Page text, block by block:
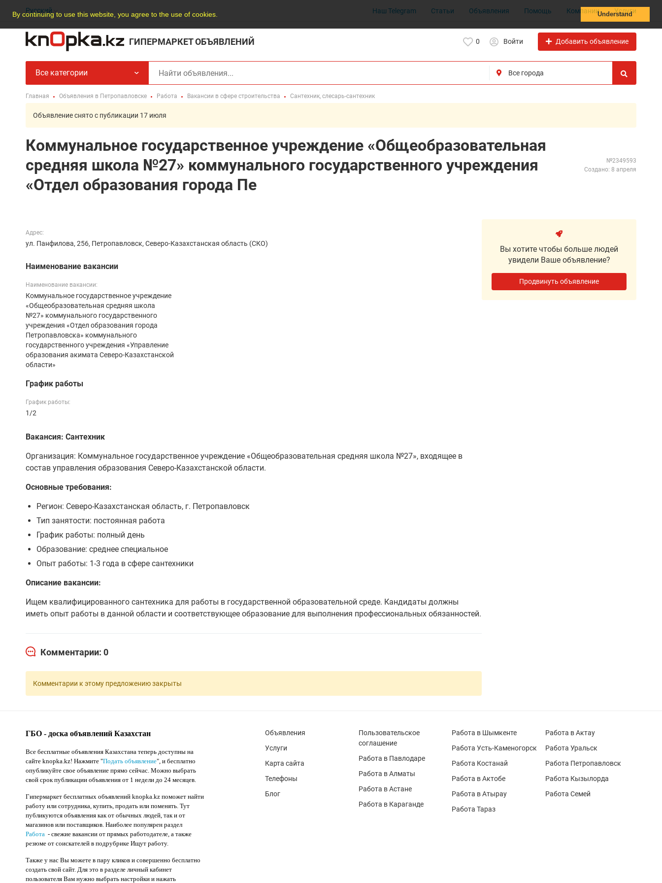
By continuing to use this website, you agree to the use of cookies. Understand
Русский Наш Telegram Статьи Объявления Помощь Компании Услуги
ГИПЕРМАРКЕТ ОБЪЯВЛЕНИЙ 0 Войти Добавить объявление
Все категории
Главная Объявления в Петропавловске Работа Вакансии в сфере строительства Сантехник, слесарь-сантехник
Объявление снято с публикации 17 июля
Коммунальное государственное учреждение «Общеобразовательная
средняя школа №27» коммунального государственного учреждения
«Отдел образования города Пе
№2349593
Создано: 8 апреля
Адрес:
ул. Панфилова, 256, Петропавловск, Северо-Казахстанская область (СКО)
Наименование вакансии
Наименование вакансии:
Коммунальное государственное учреждение
«Общеобразовательная средняя школа
№27» коммунального государственного
учреждения «Отдел образования города
Петропавловска» коммунального
государственного учреждения «Управление
образования акимата Северо-Казахстанской
области»
График работы
График работы:
1/2
Вакансия: Сантехник
Организация: Коммунальное государственное учреждение «Общеобразовательная средняя школа №27», входящее в
состав управления образования Северо-Казахстанской области.
Основные требования:
Регион: Северо-Казахстанская область, г. Петропавловск
Тип занятости: постоянная работа
График работы: полный день
Образование: среднее специальное
Опыт работы: 1-3 года в сфере сантехники
Описание вакансии:
Ищем квалифицированного сантехника для работы в государственной образовательной среде. Кандидаты должны
иметь опыт работы в данной области и соответствующее образование для выполнения профессиональных обязанностей.
Комментарии: 0
Комментарии к этому предложению закрыты
Вы хотите чтобы больше людей
увидели Ваше объявление?
Продвинуть объявление
ГБО - доска объявлений Казахстан
Все бесплатные объявления Казахстана теперь доступны на
сайте knopka.kz! Нажмите "Подать объявление", и бесплатно
опубликуйте свое объявление прямо сейчас. Можно выбрать
свой срок публикации объявления от 1 недели до 24 месяцев.
Гипермаркет бесплатных объявлений knopka.kz поможет найти
работу или сотрудника, купить, продать или поменять. Тут
публикуются объявления как от обычных людей, так и от
магазинов или поставщиков. Наиболее популярен раздел
Работа - свежие вакансии от прямых работодателе, а также
резюме от соискателей в подрубрике Ищут работу.
Также у нас Вы можете в пару кликов и совершенно бесплатно
создать свой сайт. Для это в разделе личный кабинет
пользователя Вам нужно выбрать настройки и нажать
Объявления
Услуги
Карта сайта
Телефоны
Блог
Пользовательское
соглашение
Работа в Павлодаре
Работа в Алматы
Работа в Астане
Работа в Караганде
Работа в Шымкенте
Работа Усть-Каменогорск
Работа Костанай
Работа в Актобе
Работа в Атырау
Работа Тараз
Работа в Актау
Работа Уральск
Работа Петропавловск
Работа Кызылорда
Работа Семей